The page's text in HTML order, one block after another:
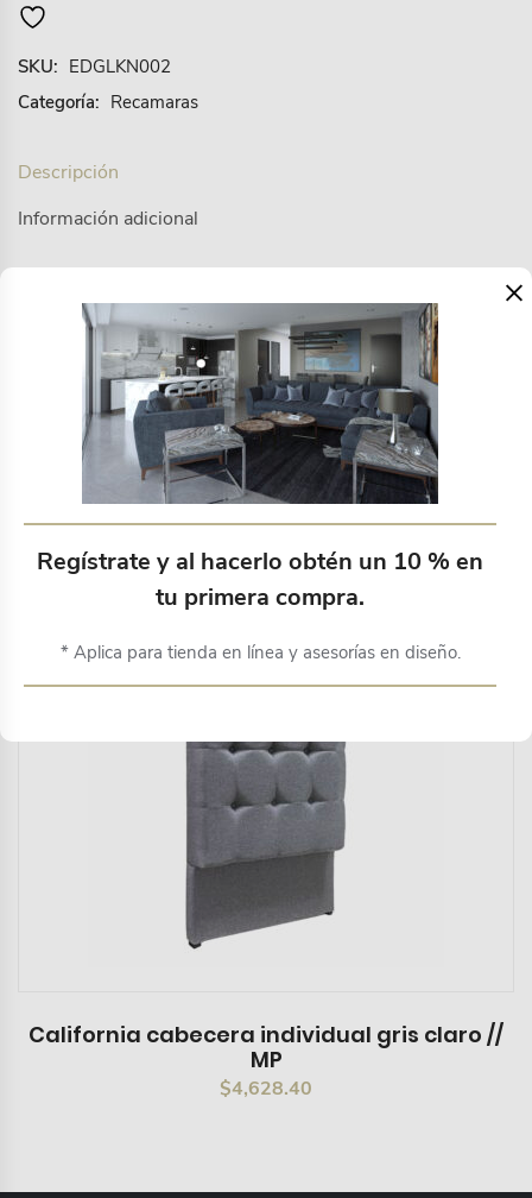
SKU: EDGLKN002
Categoría: Recamaras
Descripción
Información adicional
Un set super moderno edredón, fundas de almohada
y sábanas en tono negro marmoleado.
Productos relacionados
California cabecera individual gris claro //
MP
$4,628.40
×
Regístrate y al hacerlo obtén un 10 % en
tu primera compra.
* Aplica para tienda en línea y asesorías en diseño.